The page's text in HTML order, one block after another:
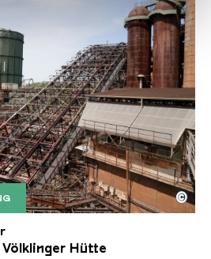
der Völklinger Hütte mit
Völklinger Hütte | Karl
©
Hütte